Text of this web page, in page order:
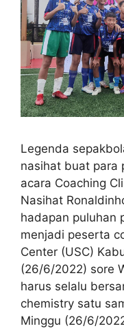
Legenda
nasihat buat para
acara Coaching
Nasihat
hadapan puluhan
menjadi peserta
Center (USC)
(26/6/2022) sore
harus selalu
chemistry satu
Minggu (26/6/